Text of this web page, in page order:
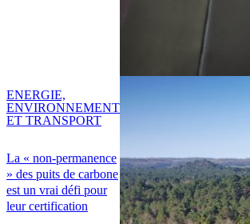
La « non-permanence
» des puits de carbone
est un vrai défi pour
leur certification
ENERGIE,
ENVIRONNEMENT
ET TRANSPORT